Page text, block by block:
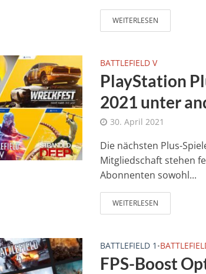
WEITERLESEN
BATTLEFIELD V
PlayStation
2021 unter
30. April 2021
Die nächsten Plus-
Mitgliedschaft stehen
Abonnenten sowohl...
WEITERLESEN
BATTLEFIELD 1 •
FPS-Boost